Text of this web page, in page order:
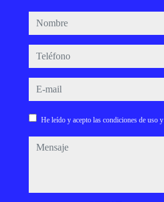
nombre
teléfono
e-mail
He leído y acepto las condiciones de uso y
mensaje